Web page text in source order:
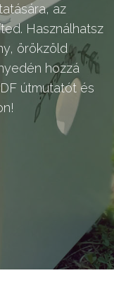
az
Használhatsz
örökzöld
hozzá
útmutatót és